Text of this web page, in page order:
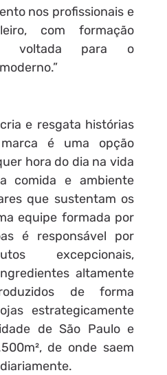
nos profissionais e
com formação
voltada para o
e resgata histórias
é uma opção
hora do dia na vida
comida e ambiente
que sustentam os
equipe formada por
é responsável por
excepcionais,
altamente
de forma
estrategicamente
de São Paulo e
de onde saem